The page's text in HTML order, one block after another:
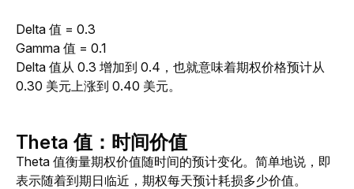
Delta 值 = 0.3
Gamma 值 = 0.1
Delta 值从 0.3 增加到 0.4，也就意味着期权价格预计从
0.30 美元上涨到 0.40 美元。
Theta 值： 时间价值
Theta 值衡量期权价值随时间的预计变化。简单地说，即
表示随着到期日临近，期权每天预计耗损多少价值。